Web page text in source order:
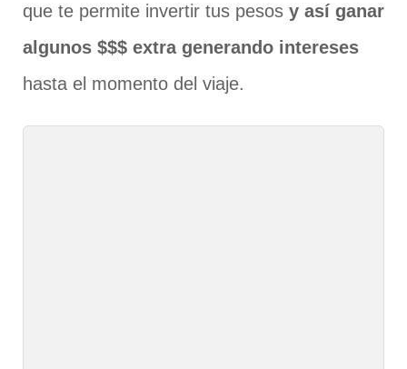
que te permite invertir tus pesos y así ganar
algunos $$$ extra generando intereses
hasta el momento del viaje.